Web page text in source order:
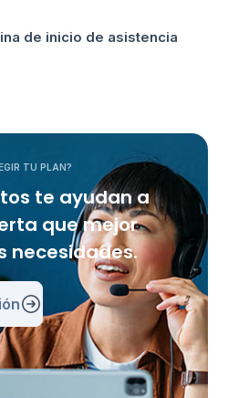
de inicio de asistencia
TU PLAN?
te ayudan a
que mejor
necesidades.